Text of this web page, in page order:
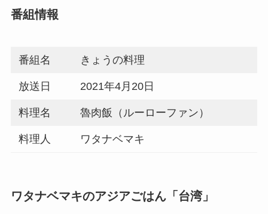
番組情報
番組名 きょうの料理
放送日 2021年4月20日
料理名 魯肉飯（ルーローファン）
料理人 ワタナベマキ
ワタナベマキのアジアごはん「台湾」